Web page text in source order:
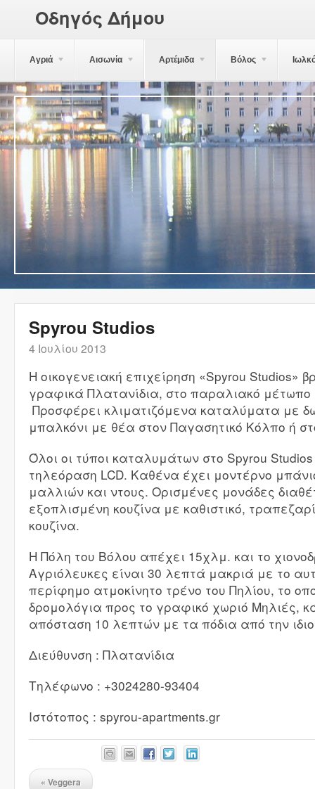
Οδηγός Δήμου
Αγριά Αισωνία Αρτέμιδα Βόλος
Spyrou Studios
4 Ιουλίου 2013
Η οικογενειακή επιχείρηση «Spyrou Studios»
γραφικά Πλατανίδια, στο παραλιακό μέτωπο
Προσφέρει κλιματιζόμενα καταλύματα με
μπαλκόνι με θέα στον Παγασητικό Κόλπο ή
Όλοι οι τύποι καταλυμάτων στο Spyrou
τηλεόραση LCD. Καθένα έχει μοντέρνο
μαλλιών και ντους. Ορισμένες μονάδες
εξοπλισμένη κουζίνα με καθιστικό,
κουζίνα.
Η Πόλη του Βόλου απέχει 15χλμ. και το
Αγριόλευκες είναι 30 λεπτά μακριά με το
περίφημο ατμοκίνητο τρένο του Πηλίου, το
δρομολόγια προς το γραφικό χωριό Μηλιές,
απόσταση 10 λεπτών με τα πόδια από την
Διεύθυνση : Πλατανίδια
Τηλέφωνο : +3024280-93404
Ιστότοπος : spyrou-apartments.gr
« Veggera